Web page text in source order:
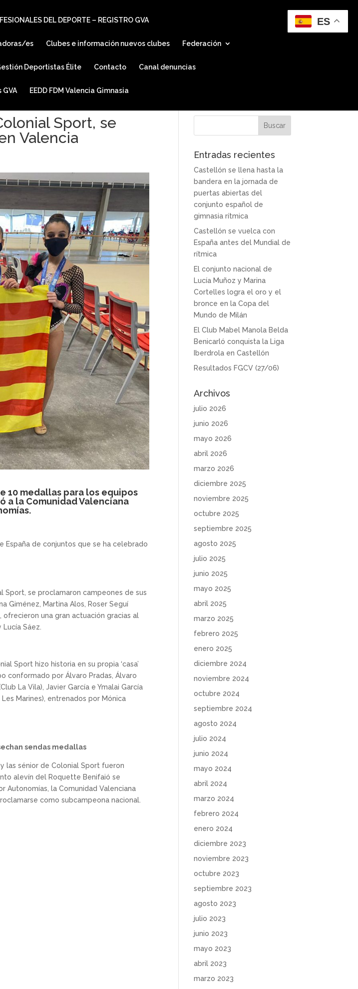
DEL DEPORTE – REGISTRO GVA
es Clubes e información nuevos clubes Federación
Deportistas Élite Contacto Canal denuncias
EEDD FDM Valencia Gimnasia
Sport, se
Valencia
10 medallas para los equipos
a la Comunidad Valenciana
España de conjuntos que se ha celebrado
Sport, se proclamaron campeones de sus
Giménez, Martina Alos, Roser Seguí
una gran actuación gracias al
Sáez.
Sport hizo historia en su propia ‘casa’
conformado por Álvaro Pradas, Álvaro
La Vila), Javier García e Ymalai García
Marines), entrenados por Mónica
sendas medallas
las sénior de Colonial Sport fueron
alevín del Roquette Benifaió se
Autonomías, la Comunidad Valenciana
como subcampeona nacional.
Entradas recientes
Castellón se llena hasta la
bandera en la jornada de
puertas abiertas del
conjunto español de
gimnasia rítmica
Castellón se vuelca con
España antes del Mundial de
rítmica
El conjunto nacional de
Lucía Muñoz y Marina
Cortelles logra el oro y el
bronce en la Copa del
Mundo de Milán
El Club Mabel Manola Belda
Benicarló conquista la Liga
Iberdrola en Castellón
Resultados FGCV (27/06)
Archivos
julio 2026
junio 2026
mayo 2026
abril 2026
marzo 2026
diciembre 2025
noviembre 2025
octubre 2025
septiembre 2025
agosto 2025
julio 2025
junio 2025
mayo 2025
abril 2025
marzo 2025
febrero 2025
enero 2025
diciembre 2024
noviembre 2024
octubre 2024
septiembre 2024
agosto 2024
julio 2024
junio 2024
mayo 2024
abril 2024
marzo 2024
febrero 2024
enero 2024
diciembre 2023
noviembre 2023
octubre 2023
septiembre 2023
agosto 2023
julio 2023
junio 2023
mayo 2023
abril 2023
marzo 2023
ES